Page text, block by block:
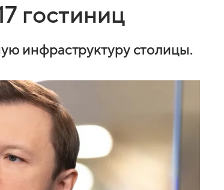
гостиниц
инфраструктуру столицы.